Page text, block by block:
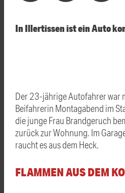
In Illertissen ist ein Auto
Der 23-jährige Autofahrer war
Beifahrerin Montagabend im
die junge Frau Brandgeruch
zurück zur Wohnung. Im
raucht es aus dem Heck.
FLAMMEN AUS DEM